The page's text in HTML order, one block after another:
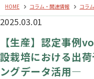
HOME コラム・関連情報 コラ
2025.03.01
【生産】認定事例
設栽培における出
ングデータ活用―